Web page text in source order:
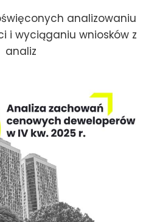
analizowaniu
i wyciąganiu wniosków z
analiz